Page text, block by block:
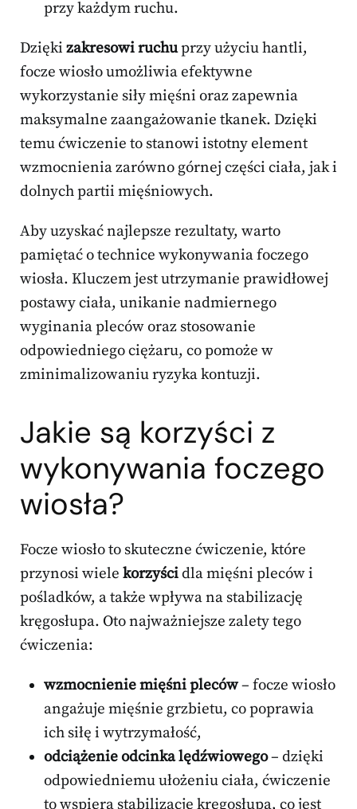
przy każdym ruchu.
Dzięki zakresowi ruchuprzy użyciu hantli,
focze wiosło umożliwia efektywne
wykorzystanie siły mięśni oraz zapewnia
maksymalne zaangażowanie tkanek. Dzięki
temu ćwiczenie to stanowi istotny element
wzmocnienia zarówno górnej części ciała, jak i
dolnych partii mięśniowych.
Aby uzyskać najlepsze rezultaty, warto
pamiętać o technice wykonywania foczego
wiosła. Kluczem jest utrzymanie prawidłowej
postawy ciała, unikanie nadmiernego
wyginania pleców oraz stosowanie
odpowiedniego ciężaru, co pomoże w
zminimalizowaniu ryzyka kontuzji.
Jakie są korzyści z
wykonywania foczego
wiosła?
Focze wiosło to skuteczne ćwiczenie, które
przynosi wiele korzyścidla mięśni pleców i
pośladków, a także wpływa na stabilizację
kręgosłupa. Oto najważniejsze zalety tego
ćwiczenia:
wzmocnienie mięśni pleców– focze wiosło
angażuje mięśnie grzbietu, co poprawia
ich siłę i wytrzymałość,
odciążenie odcinka lędźwiowego– dzięki
odpowiedniemu ułożeniu ciała, ćwiczenie
to wspiera stabilizację kręgosłupa, co jest